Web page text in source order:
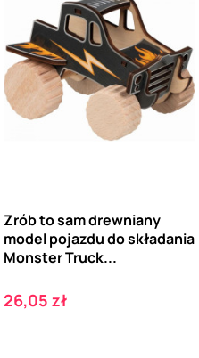
Zrób to sam drewniany
model pojazdu do składania
Monster Truck...
Cena
26,05 zł